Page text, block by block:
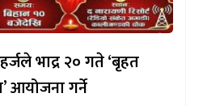
भाद्र २० गते ‘बृहत
आयोजना गर्ने